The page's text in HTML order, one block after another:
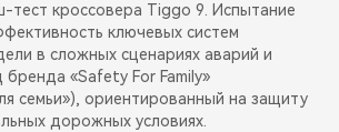
тест кроссовера Tiggo 9. Испытание
ключевых систем
в сложных сценариях аварий и
«Safety For Family»
семьи»), ориентированный на защиту
дорожных условиях.